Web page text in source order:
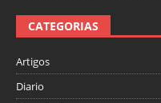
CATEGORIAS
Artigos
Diario